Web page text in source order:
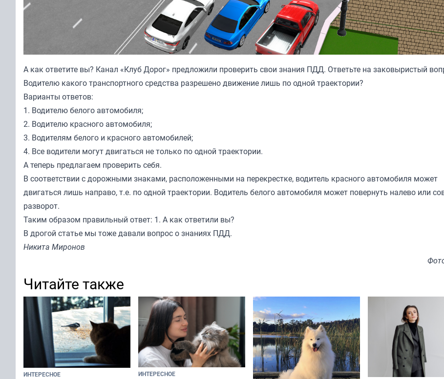
А как ответите вы? Канал «Клуб Дорог» предложили проверить свои знания ПДД. Ответьте на заковыристый
Водителю какого транспортного средства разрешено движение лишь по одной траектории?
Варианты ответов:
1. Водителю белого автомобиля;
2. Водителю красного автомобиля;
3. Водителям белого и красного автомобилей;
4. Все водители могут двигаться не только по одной траектории.
А теперь предлагаем проверить себя.
В соответствии с дорожными знаками, расположенными на перекрестке, водитель красного автомобиля может
двигаться лишь направо, т.е. по одной траектории. Водитель белого автомобиля может повернуть налево или
разворот.
Таким образом правильный ответ: 1. А как ответили вы?
В дрогой статье мы тоже давали вопрос о знаниях ПДД.
Никита Миронов
Читайте также
ИНТЕРЕСНОЕ ИНТЕРЕСНОЕ